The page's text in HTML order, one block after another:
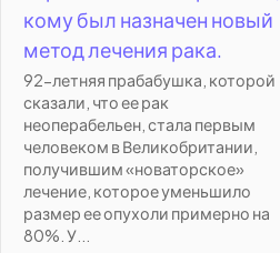
кому был назначен новый
метод лечения рака.
92-летняя прабабушка, которой
сказали, что ее рак
неоперабельен, стала первым
человеком в Великобритании,
получившим «новаторское»
лечение, которое уменьшило
размер ее опухоли примерно на
80%. У...